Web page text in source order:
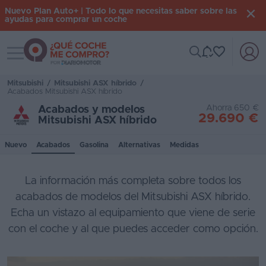
Iniciar
Inicio
Coches
Renting
Suscripción
Stock
Nuevo Plan Auto+ | Todo lo que necesitas saber sobre las
ayudas para comprar un coche
Toggle navigation
Mitsubishi / Mitsubishi ASX híbrido
/
Acabados Mitsubishi ASX híbrido
Acabados y modelos
Mitsubishi ASX híbrido
Ahorra 650 €
29.690 €
Nuevo Acabados Gasolina Alternativas Medidas
La información más completa sobre todos los
acabados de modelos del Mitsubishi ASX híbrido.
Echa un vistazo al equipamiento que viene de serie
con el coche y al que puedes acceder como opción.